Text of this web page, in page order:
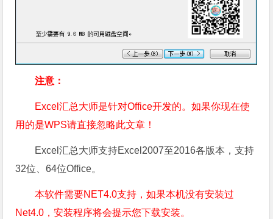
注意：
Excel汇总大师是针对Office开发的。如果你现在使
用的是WPS请直接忽略此文章！
Excel汇总大师支持Excel2007至2016各版本，支持
32位、64位Office。
本软件需要NET4.0支持，如果本机没有安装过
Net4.0，安装程序将会提示您下载安装。